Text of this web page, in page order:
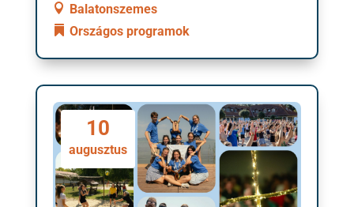
Balatonszemes
Országos programok
10
augusztus